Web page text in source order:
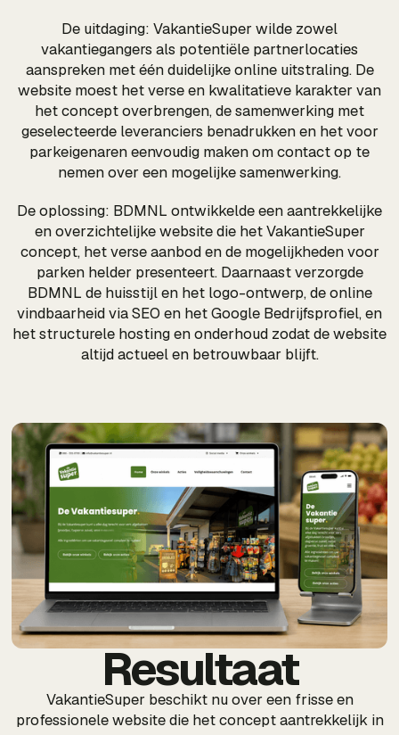
De uitdaging: VakantieSuper wilde zowel
vakantiegangers als potentiële partnerlocaties
aanspreken met één duidelijke online uitstraling. De
website moest het verse en kwalitatieve karakter van
het concept overbrengen, de samenwerking met
geselecteerde leveranciers benadrukken en het voor
parkeigenaren eenvoudig maken om contact op te
nemen over een mogelijke samenwerking.
De oplossing: BDMNL ontwikkelde een aantrekkelijke
en overzichtelijke website die het VakantieSuper
concept, het verse aanbod en de mogelijkheden voor
parken helder presenteert. Daarnaast verzorgde
BDMNL de huisstijl en het logo-ontwerp, de online
vindbaarheid via SEO en het Google Bedrijfsprofiel, en
het structurele hosting en onderhoud zodat de website
altijd actueel en betrouwbaar blijft.
Resultaat
VakantieSuper beschikt nu over een frisse en
professionele website die het concept aantrekkelijk in